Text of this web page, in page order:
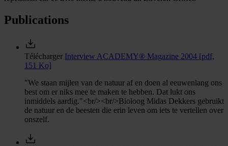
Publications
Télécharger Interview ACADEMY® Magazine 2004 [pdf,
151 Ko]
"We staan mijlen van de natuur af en doen al eeuwenlang ons
best om er niks mee te maken te hebben. Dat lukt ons
inmiddels aardig."<br/><br/>Bioloog Midas Dekkers gebruikt
de natuur en de beesten die erin leven om iets te vertellen over
onszelf.